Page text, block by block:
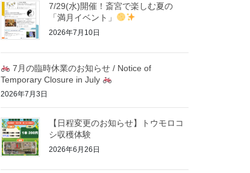
7/29(水)開催！斎宮で楽しむ夏の
「満月イベント」
2026年7月10日
7月の臨時休業のお知らせ / Notice of
Temporary Closure in July
2026年7月3日
【日程変更のお知らせ】トウモロコ
シ収穫体験
2026年6月26日